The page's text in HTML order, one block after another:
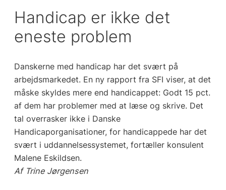
Handicap er ikke det
eneste problem
Danskerne med handicap har det svært på
arbejdsmarkedet. En ny rapport fra SFI viser, at det
måske skyldes mere end handicappet: Godt 15 pct.
af dem har problemer med at læse og skrive. Det
tal overrasker ikke i Danske
Handicaporganisationer, for handicappede har det
svært i uddannelsessystemet, fortæller konsulent
Malene Eskildsen.
Af Trine Jørgensen